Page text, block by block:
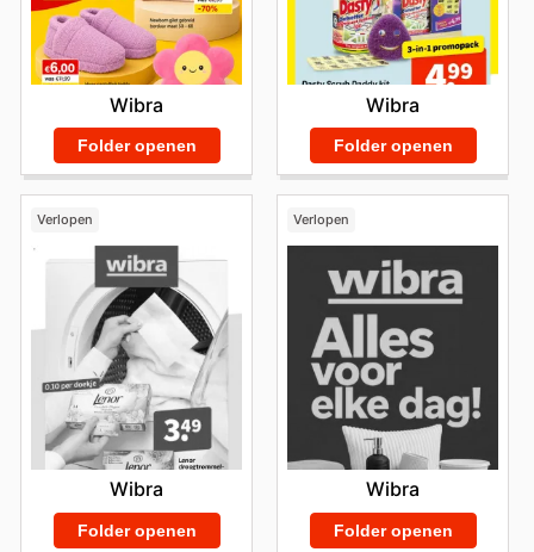
Wibra
Folder openen
Wibra
Folder openen
Verlopen
Wibra
Folder openen
Verlopen
Wibra
Folder openen